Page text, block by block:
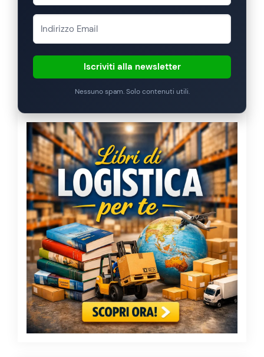
Iscriviti alla newsletter
Nessuno spam. Solo contenuti utili.